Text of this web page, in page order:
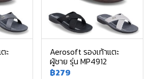
ะ Aerosoft รองเท้าแตะ
ผู้ชาย รุ่น MP4912
฿279